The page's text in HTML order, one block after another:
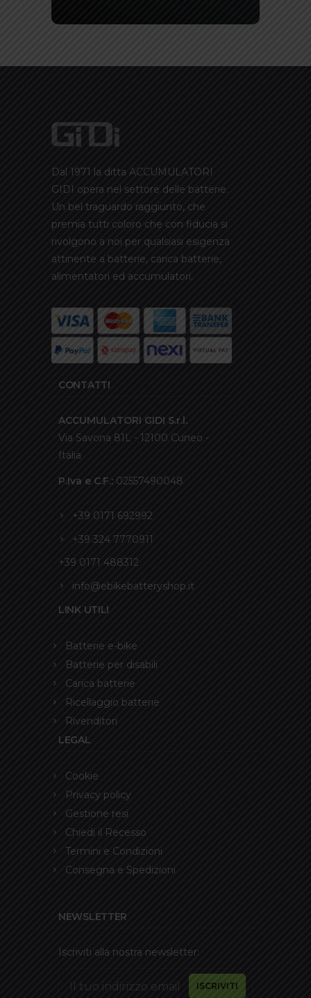
Dal 1971 la ditta ACCUMULATORI
GIDI opera nel settore delle batterie.
Un bel traguardo raggiunto, che
premia tutti coloro che con fiducia si
rivolgono a noi per qualsiasi esigenza
attinente a batterie, carica batterie,
alimentatori ed accumulatori.
CONTATTI
ACCUMULATORI GIDI S.r.l.
Via Savona 81L - 12100 Cuneo -
Italia
P.Iva e C.F.: 02557490048
+39 0171 692992
+39 324 7770911
+39 0171 488312
info@ebikebatteryshop.it
LINK UTILI
Batterie e-bike
Batterie per disabili
Carica batterie
Ricellaggio batterie
Rivenditori
LEGAL
Cookie
Privacy policy
Gestione resi
Chiedi il Recesso
Termini e Condizioni
Consegna e Spedizioni
NEWSLETTER
Iscriviti alla nostra newsletter: